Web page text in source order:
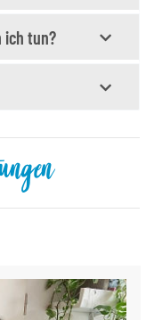
tun?